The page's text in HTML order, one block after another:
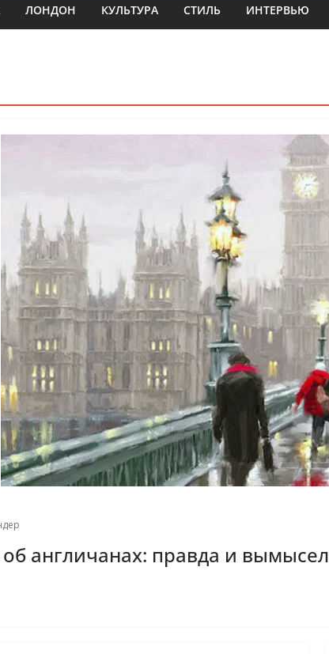
ЛОНДОН КУЛЬТУРА СТИЛЬ ИНТЕРВЬЮ
англичанах: правда и вымысел